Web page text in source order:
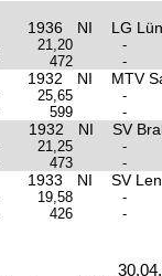
1936 NI LG
21,20
-
472 -
1932 NI MTV
25,65
-
599 -
1932 NI SV
21,25
-
473 -
1933 NI SV
19,58
-
426 -